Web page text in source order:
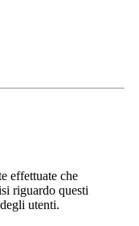
effettuate che
riguardo questi
utenti.